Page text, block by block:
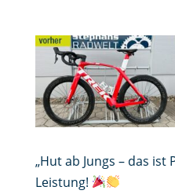
„Hut ab Jungs – das ist
Leistung!